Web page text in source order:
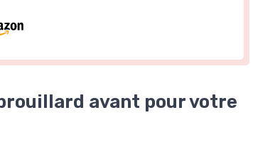
avant pour votre